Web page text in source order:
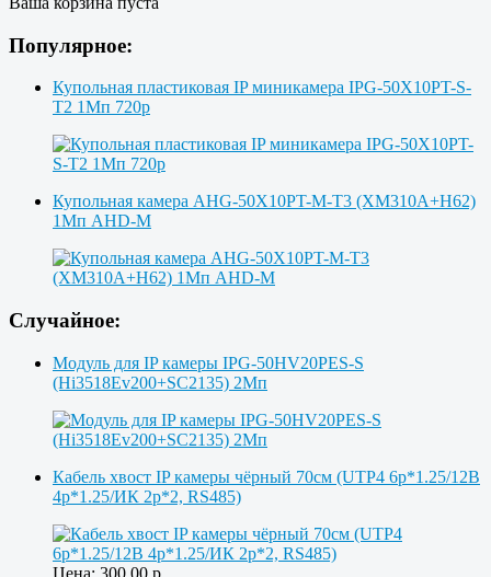
Популярное:
Купольная пластиковая IP миникамера IPG-50X10PT-S-
T2 1Мп 720p
Купольная камера AHG-50X10PT-M-T3 (XM310A+H62)
1Мп AHD-M
Случайное:
Модуль для IP камеры IPG-50HV20PES-S
(Hi3518Ev200+SC2135) 2Мп
Кабель хвост IP камеры чёрный 70см (UTP4 6p*1.25/12В
4p*1.25/ИК 2p*2, RS485)
Цена: 300.00 р.